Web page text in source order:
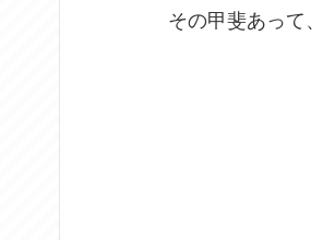
その甲斐あって